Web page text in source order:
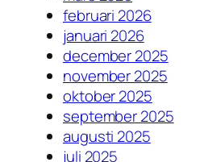
februari 2026
januari 2026
december 2025
november 2025
oktober 2025
september 2025
augusti 2025
juli 2025